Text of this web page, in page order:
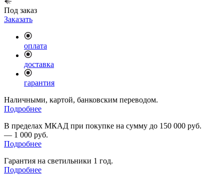
Под заказ
Заказать
оплата
доставка
гарантия
Наличными, картой, банковским переводом.
Подробнее
В пределах МКАД при покупке на сумму до 150 000 руб.
— 1 000 руб.
Подробнее
Гарантия на светильники 1 год.
Подробнее